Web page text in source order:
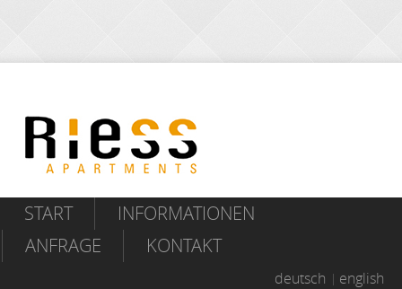
START
INFORMATIONEN
ANFRAGE
KONTAKT
deutsch english